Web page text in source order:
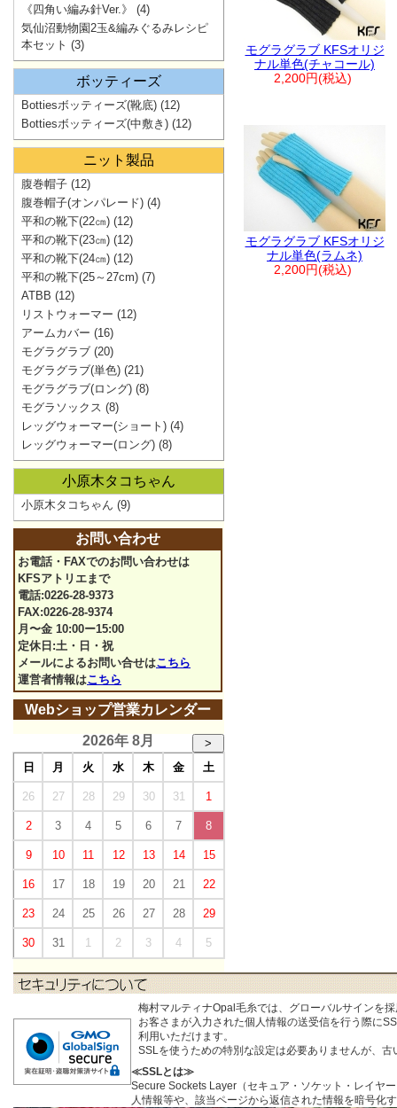
モグラグラブ KFSオリジ
ナル単色(チャコール)
2,200円(税込)
モグラグラブ KFSオリジ
ナル単色(ラムネ)
2,200円(税込)
《四角い編み針Ver.》
(4)
気仙沼動物園2玉&編みぐるみレシピ
本セット (3)
ボッティーズ
Bottiesボッティーズ(靴底) (12)
Bottiesボッティーズ(中敷き) (12)
ニット製品
腹巻帽子 (12)
腹巻帽子(オンパレード) (4)
平和の靴下(22㎝) (12)
平和の靴下(23㎝) (12)
平和の靴下(24㎝) (12)
平和の靴下(25～27cm) (7)
ATBB (12)
リストウォーマー (12)
アームカバー (16)
モグラグラブ (20)
モグラグラブ(単色) (21)
モグラグラブ(ロング) (8)
モグラソックス (8)
レッグウォーマー(ショート) (4)
レッグウォーマー(ロング) (8)
小原木タコちゃん
小原木タコちゃん (9)
お問い合わせ
お電話・FAXでのお問い合わせは
KFSアトリエまで
電話:0226-28-9373
FAX:0226-28-9374
月〜金 10:00ー15:00
定休日:土・日・祝
メールによるお問い合せはこちら
運営者情報はこちら
Webショップ営業カレンダー
2026年 8月
>
日
月 火 水 木 金 土
26 27 28 29 30 31 1
2 3 4 5 6 7 8
9 10 11 12 13 14 15
16 17 18 19 20 21 22
23 24 25 26 27 28 29
30 31 1 2 3 4 5
梅村マルティナOpal毛糸では、グローバルサインを
お客さまが入力された個人情報の送受信を行う際に
利用いただけます。
SSLを使うための特別な設定は必要ありませんが、
≪SSLとは≫
Secure Sockets Layer（セキュア・ソケット・レイヤ
人情報等や、該当ページから返信された情報を暗号化